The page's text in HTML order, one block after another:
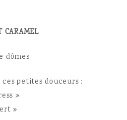
CARAMEL
dômes
petites douceurs :
»
»